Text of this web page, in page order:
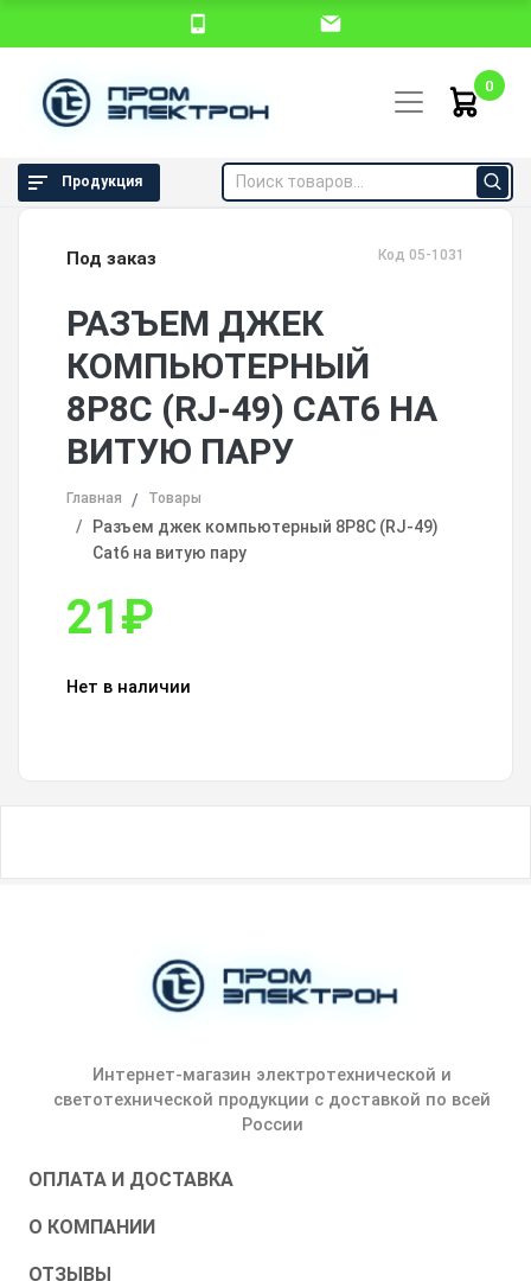
0
Продукция
Под заказ Код 05-1031
РАЗЪЕМ ДЖЕК
КОМПЬЮТЕРНЫЙ
8P8C (RJ-49) CAT6 НА
ВИТУЮ ПАРУ
Главная Товары
Разъем джек компьютерный 8P8C (RJ-49)
Cat6 на витую пару
21₽
Нет в наличии
Интернет-магазин электротехнической и
светотехнической продукции с доставкой по всей
России
ОПЛАТА И ДОСТАВКА
О КОМПАНИИ
ОТЗЫВЫ